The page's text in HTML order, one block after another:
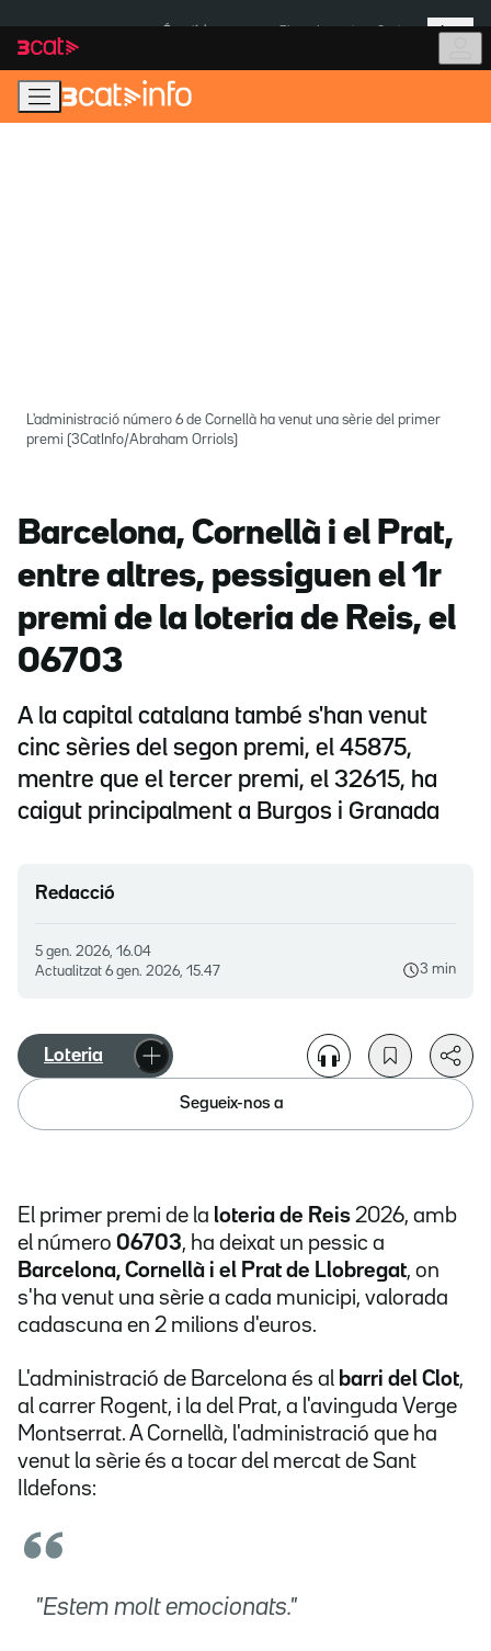
navegació
principal
contingut
Més
L'administració número 6 de Cornellà ha venut una sèrie del primer
premi (3CatInfo/Abraham Orriols)
Barcelona, Cornellà i el Prat,
entre altres, pessiguen el 1r
premi de la loteria de Reis, el
06703
A la capital catalana també s'han venut
cinc sèries del segon premi, el 45875,
mentre que el tercer premi, el 32615, ha
caigut principalment a Burgos i Granada
Redacció
5 gen. 2026, 16.04
Actualitzat 6 gen. 2026, 15.47 3 min
Loteria
Segueix-nos a
El primer premi de la loteria de Reis 2026, amb
el número 06703, ha deixat un pessic a
Barcelona, Cornellà i el Prat de Llobregat, on
s'ha venut una sèrie a cada municipi, valorada
cadascuna en 2 milions d'euros.
L'administració de Barcelona és al barri del Clot,
al carrer Rogent, i la del Prat, a l'avinguda Verge
Montserrat. A Cornellà, l'administració que ha
venut la sèrie és a tocar del mercat de Sant
Ildefons:
"Estem molt emocionats."